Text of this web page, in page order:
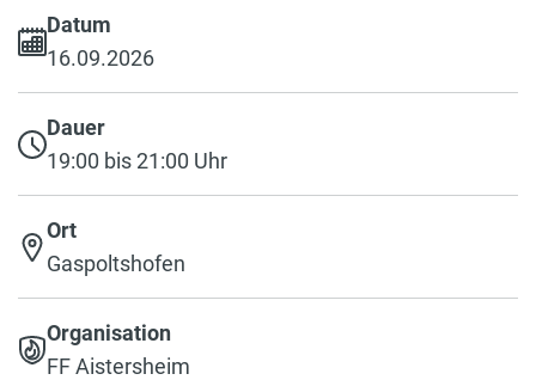
Datum
16.09.2026
Dauer
19:00 bis 21:00 Uhr
Ort
Gaspoltshofen
Organisation
FF Aistersheim